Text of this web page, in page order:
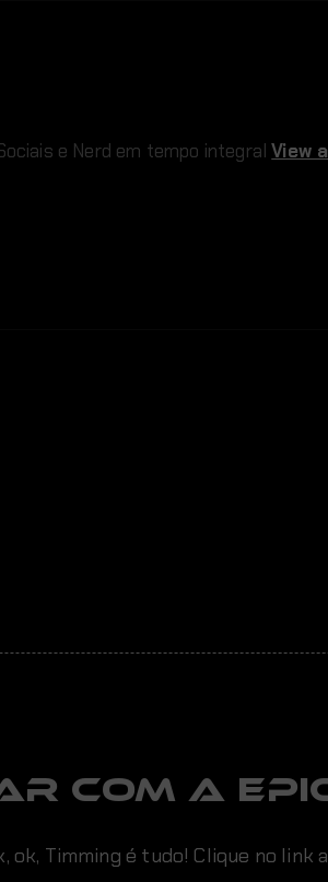
e Nerd em tempo integralView
com a
ok, Timming é tudo! Clique no link